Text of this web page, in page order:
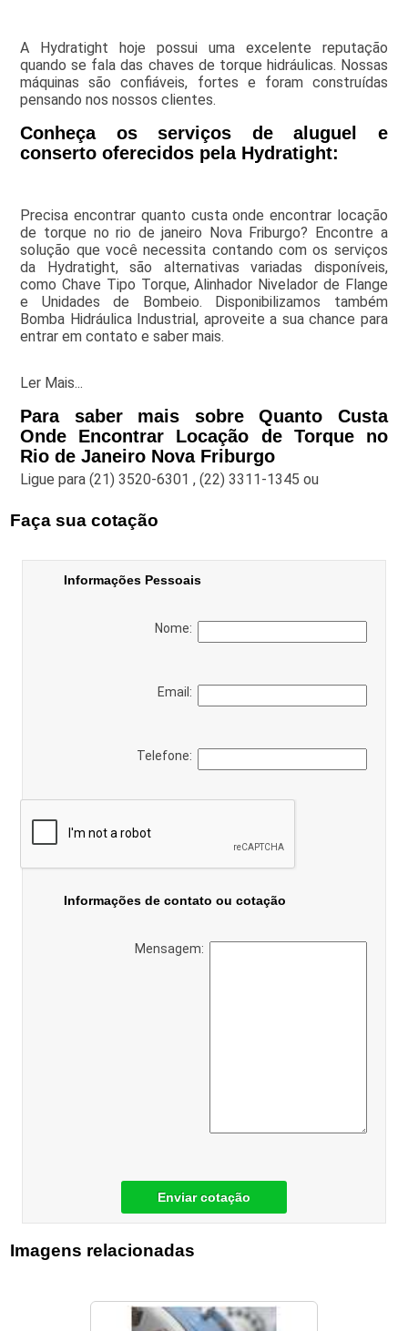
A Hydratight hoje possui uma excelente reputação
quando se fala das chaves de torque hidráulicas. Nossas
máquinas são confiáveis, fortes e foram construídas
pensando nos nossos clientes.
Conheça os serviços de aluguel e
conserto oferecidos pela Hydratight:
Precisa encontrar quanto custa onde encontrar locação
de torque no rio de janeiro Nova Friburgo? Encontre a
solução que você necessita contando com os serviços
da Hydratight, são alternativas variadas disponíveis,
como Chave Tipo Torque, Alinhador Nivelador de Flange
e Unidades de Bombeio. Disponibilizamos também
Bomba Hidráulica Industrial, aproveite a sua chance para
entrar em contato e saber mais.
Ler Mais...
Para saber mais sobre Quanto Custa
Onde Encontrar Locação de Torque no
Rio de Janeiro Nova Friburgo
Ligue para(21) 3520-6301 ,(22) 3311-1345 ou
Faça sua cotação
Informações Pessoais
Nome:
Email:
Telefone:
Informações de contato ou cotação
Mensagem:
Enviar cotação
Imagens relacionadas